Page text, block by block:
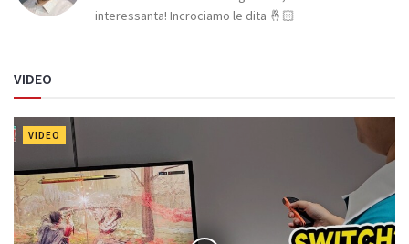
interessanta! Incrociamo le dita 🤞🏻
VIDEO
VIDEO